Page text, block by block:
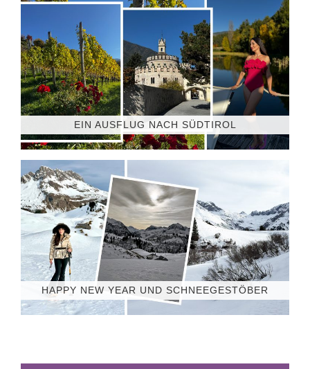
EIN AUSFLUG NACH SÜDTIROL
HAPPY NEW YEAR UND SCHNEEGESTÖBER